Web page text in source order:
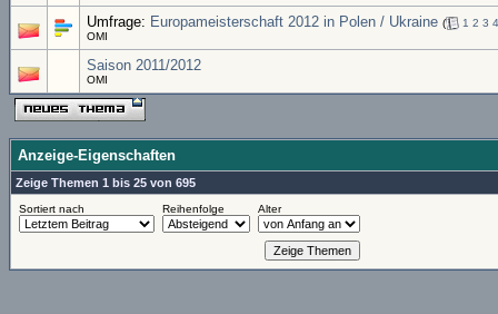
Umfrage: Europameisterschaft 2012 in Polen / Ukraine ( 1 2 3 4
OMI
Saison 2011/2012
OMI
Anzeige-Eigenschaften
Zeige Themen 1 bis 25 von 695
Sortiert nach Reihenfolge Alter